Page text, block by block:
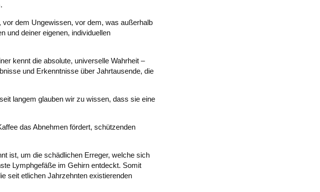
dem Ungewissen, vor dem, was außerhalb
und deiner eigenen, individuellen
kennt die absolute, universelle Wahrheit –
und Erkenntnisse über Jahrtausende, die
langem glauben wir zu wissen, dass sie eine
das Abnehmen fördert, schützenden
ist, um die schädlichen Erreger, welche sich
Lymphgefäße im Gehirn entdeckt. Somit
seit etlichen Jahrzehnten existierenden